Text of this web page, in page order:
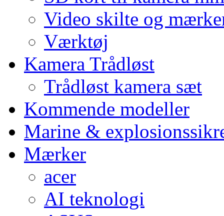
Video skilte og
Værktøj
Kamera Trådløst
Trådløst kamera sæt
Kommende modeller
Marine &
Mærker
acer
AI teknologi